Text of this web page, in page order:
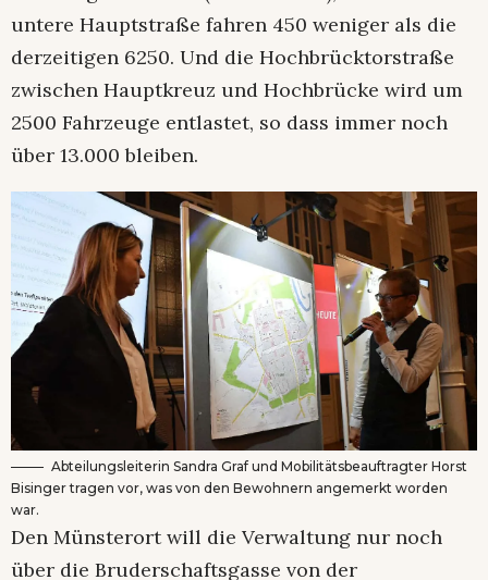
untere Hauptstraße fahren 450 weniger als die
derzeitigen 6250. Und die Hochbrücktorstraße
zwischen Hauptkreuz und Hochbrücke wird um
2500 Fahrzeuge entlastet, so dass immer noch
über 13.000 bleiben.
Abteilungsleiterin Sandra Graf und Mobilitätsbeauftragter Horst
Bisinger tragen vor, was von den Bewohnern angemerkt worden
war.
Den Münsterort will die Verwaltung nur noch
über die Bruderschaftsgasse von der